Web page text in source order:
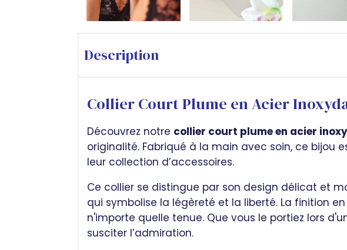
Description
Collier Court Plume en Acier
Découvrez notre collier court plume en acier
originalité. Fabriqué à la main avec soin, ce
leur collection d’accessoires.
Ce collier se distingue par son design délicat et
qui symbolise la légèreté et la liberté. La finition
n'importe quelle tenue. Que vous le portiez lors
susciter l’admiration.